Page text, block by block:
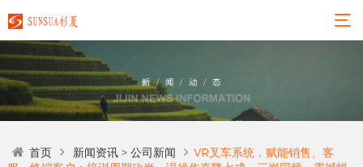
首页 新闻资讯> 公司新闻
VR叉车系统，赋能销售、客